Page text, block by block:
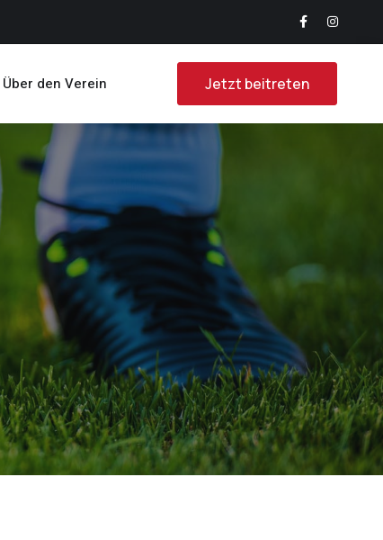
Über den Verein Jetzt beitreten